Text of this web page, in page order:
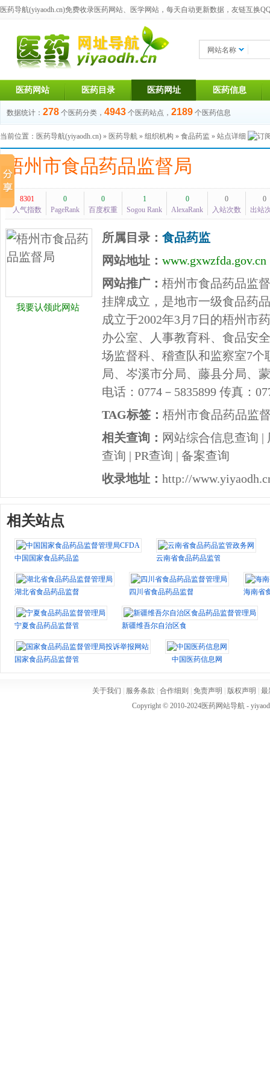
医药导航(yiyaodh.cn)免费收录医药网站、医学网站，每天自动更新数据，友链互换
网站名称
医药网站 医药目录 医药网址 医药信息
数据统计： 278 个医药分类， 4943 个医药站点， 2189 个医药信息
当前位置： 医药导航(yiyaodh.cn) » 医药导航 » 组织机构 » 食品药监 » 站点详细
梧州市食品药品监督局
8301
人气指数
0
PageRank
0
百度权重
1
Sogou Rank
0
AlexaRank
0
入站次数
0
出站
我要认领此网站
所属目录： 食品药监
网站地址： www.gxwzfda.gov.cn
网站推广： 梧州市食品药品监
挂牌成立，是地市一级食品药
成立于2002年3月7日的梧州市
办公室、人事教育科、食品安
场监督科、稽查队和监察室7
局、岑溪市分局、藤县分局、
电话：0774－5835899 传真：
TAG标签： 梧州市食品药品监
相关查询： 网站综合信息查询 |
查询 | PR查询 | 备案查询
收录地址： http://
相关站点
中国国家食品药品监督管理局CFDA 云南省食品药品监管政务网
湖北省食品药品监督管理局 四川省食品药品监督管理局 海南省
宁夏食品药品监督管理局 新疆维吾尔自治区食品药品监督管理局
国家食品药品监督管理局投诉举报网站 中国医药信息网
关于我们 服务条款 合作细则 免责声明 版权声明
最
Copyright © 2010-2024医药网站导航-